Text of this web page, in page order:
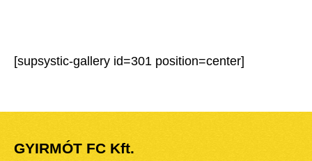
[supsystic-gallery id=301 position=center]
GYIRMÓT FC Kft.